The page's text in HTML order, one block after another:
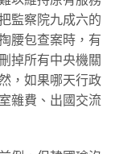
監察院九成六的
腰包查案時，有
掉所有中央機關
，如果哪天行政
雜費、出國交流